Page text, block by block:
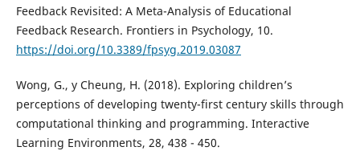
Feedback Revisited: A Meta-Analysis of Educational
Feedback Research. Frontiers in Psychology, 10.
https://doi.org/10.3389/fpsyg.2019.03087
Wong, G., y Cheung, H. (2018). Exploring children’s
perceptions of developing twenty-first century skills through
computational thinking and programming. Interactive
Learning Environments, 28, 438 - 450.